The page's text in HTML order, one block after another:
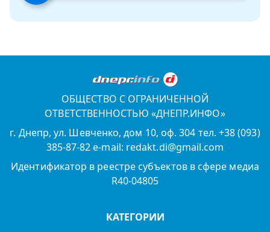
ОБЩЕСТВО С ОГРАНИЧЕННОЙ
ОТВЕТСТВЕННОСТЬЮ «ДНЕПР.ИНФО»
г. Днепр, ул. Шевченко, дом 10, оф. 304 тел. +38 (093)
385-87-82 e-mail: redakt.di@gmail.com
Идентификатор в реестре субъектов в сфере медиа
R40-04805
КАТЕГОРИИ